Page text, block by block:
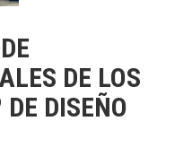
DE LOS
DISEÑO